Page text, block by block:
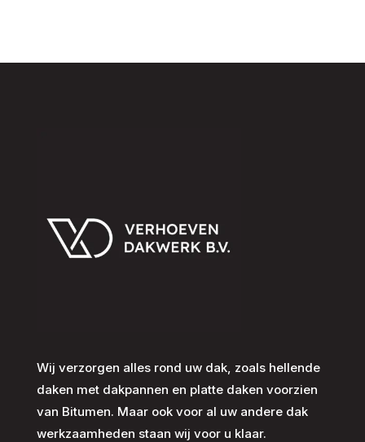
Wij verzorgen alles rond uw dak, zoals hellende
daken met dakpannen en platte daken voorzien
van Bitumen. Maar ook voor al uw andere dak
werkzaamheden staan wij voor u klaar.